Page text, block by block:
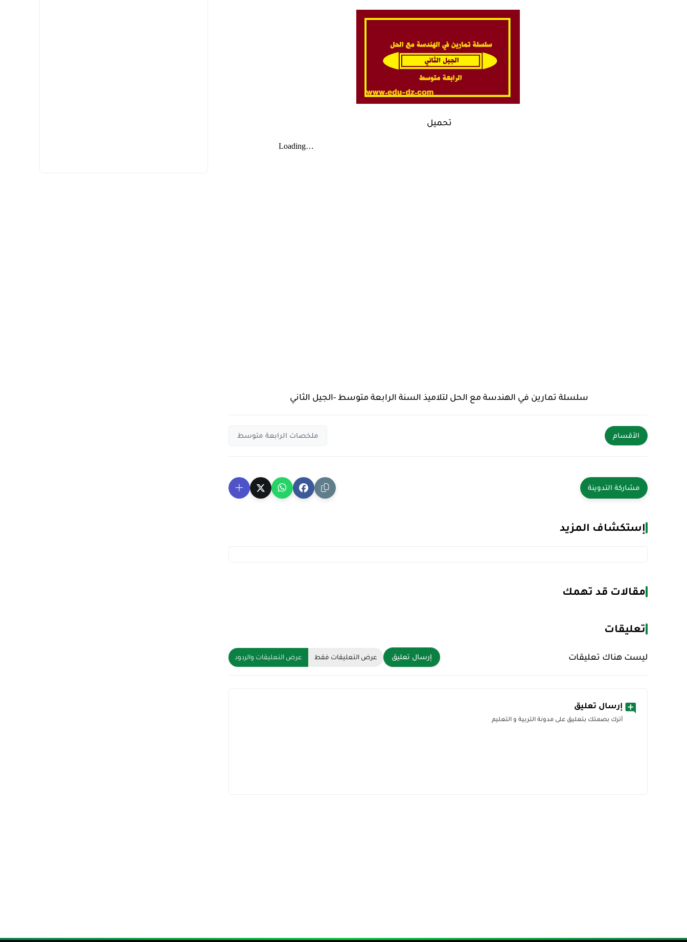
تحميل
سلسلة تمارين في الهندسة مع الحل لتلاميذ السنة الرابعة متوسط -الجيل الثاني
الأقسام ملخصات الرابعة متوسط
إستكشاف المزيد
مقالات قد تهمك
تعليقات
ليست هناك تعليقات إرسال تعليق عرض التعليقات فقط عرض التعليقات والردود
إرسال تعليق
أترك بصمتك بتعليق على مدونة التربية و التعليم